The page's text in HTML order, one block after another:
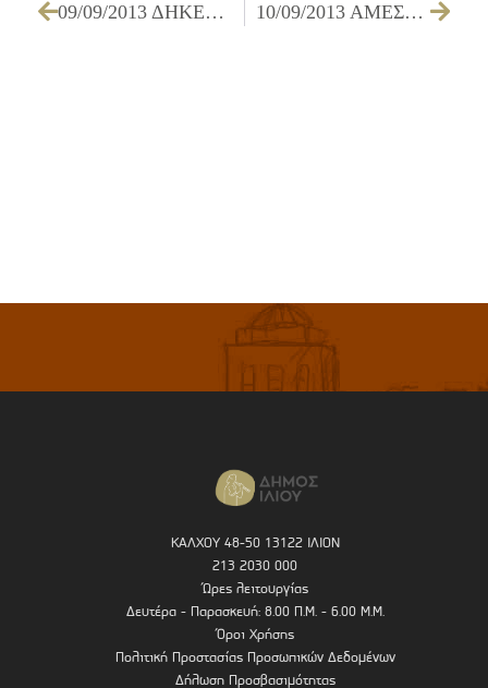
09/09/2013 ΔΗΚΕΠΑ-Επιμορφωτικά κι Αθλητικά Προγράμματα 10/09/2013 ΑΜΕΣΗ ΑΝΑΓΚΗ ΑΙΜΟΠΕΤΑΛΙΩΝ ΓΙΑ ΠΑΙΔΙ
ΚΑΛΧΟΥ 48-50 13122 ΙΛΙΟΝ
213 2030 000
Ώρες λειτουργίας
Δευτέρα - Παρασκευή: 8.00 Π.Μ. - 6.00 Μ.Μ.
Όροι Χρήσης
Πολιτική Προστασίας Προσωπικών Δεδομένων
Δήλωση Προσβασιμότητας